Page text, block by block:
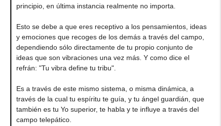
principio, en última instancia realmente no importa.
Esto se debe a que eres receptivo a los pensamientos, ideas
y emociones que recoges de los demás a través del campo,
dependiendo sólo directamente de tu propio conjunto de
ideas que son vibraciones una vez más. Y como dice el
refrán: "Tu vibra define tu tribu".
Es a través de este mismo sistema, o misma dinámica, a
través de la cual tu espíritu te guía, y tu ángel guardián, que
también es tu Yo superior, te habla y te influye a través del
campo telepático.